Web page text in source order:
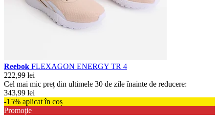
Reebok FLEXAGON ENERGY TR 4
222,99 lei
Cel mai mic preț din ultimele 30 de zile înainte de reducere:
343,99 lei
-15% aplicat în coș
Promoţie